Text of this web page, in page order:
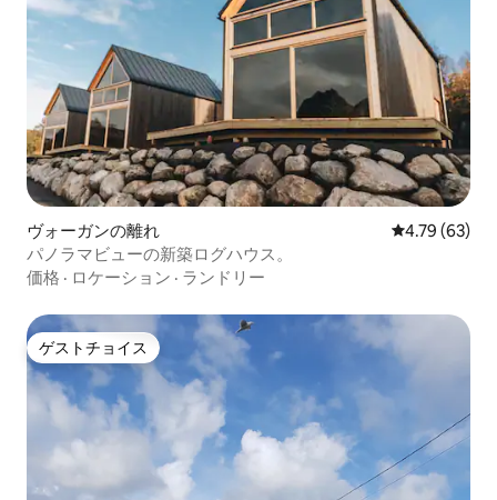
ヴォーガンの離れ レビュー63
4.79 (63)
パノラマビューの新築ログハウス。
価格 · ロケーション · ランドリー
ゲストチョイス
ゲストチョイス